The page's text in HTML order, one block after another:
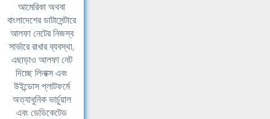
আমেরিকা অথবা
বাংলাদেশের ডাটাসেন্টারে
আলফা নেটের নিজস্ব
সার্ভারে রাখার ব্যবস্থা,
এছাড়াও আলফা নেট
দিচ্ছে লিনাক্স এবং
উইন্ডোস প্লাটফর্মে
অত্যাধুনিক ভার্চুয়াল
এবং ডেডিকেটেড